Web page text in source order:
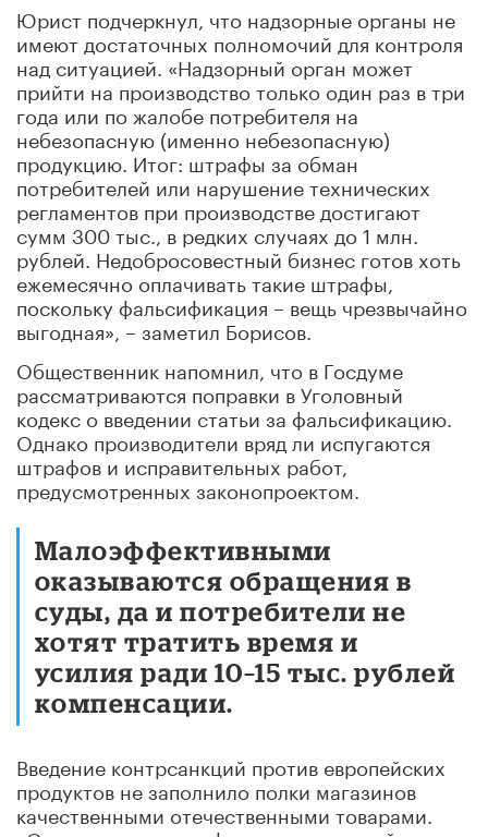
Юрист подчеркнул, что надзорные органы не
имеют достаточных полномочий для контроля
над ситуацией. «Надзорный орган может
прийти на производство только один раз в три
года или по жалобе потребителя на
небезопасную (именно небезопасную)
продукцию. Итог: штрафы за обман
потребителей или нарушение технических
регламентов при производстве достигают
сумм 300 тыс., в редких случаях до 1 млн.
рублей. Недобросовестный бизнес готов хоть
ежемесячно оплачивать такие штрафы,
поскольку фальсификация – вещь чрезвычайно
выгодная», – заметил Борисов.
Общественник напомнил, что в Госдуме
рассматриваются поправки в Уголовный
кодекс о введении статьи за фальсификацию.
Однако производители вряд ли испугаются
штрафов и исправительных работ,
предусмотренных законопроектом.
Малоэффективными
оказываются обращения в
суды, да и потребители не
хотят тратить время и
усилия ради 10–15 тыс. рублей
компенсации.
Введение контрсанкций против европейских
продуктов не заполнило полки магазинов
качественными отечественными товарами.